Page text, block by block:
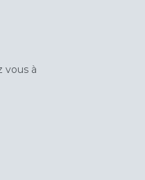
vous à